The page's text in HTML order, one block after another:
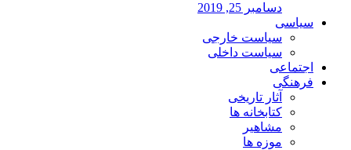
دسامبر 25, 2019
سیاسی
سیاست خارجی
سیاست داخلی
اجتماعی
فرهنگی
آثار تاریخی
کتابخانه ها
مشاهیر
موزه ها